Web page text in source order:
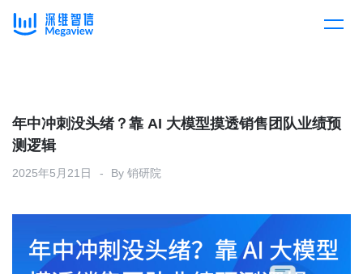
产品总览
产品集成
下载客户端
解决方案
按行业
企业服务
消费医疗
客户案例
开放平台
定价
年中冲刺没头绪？靠 AI 大模型摸透销售团队业绩预
测逻辑
2025年5月21日 By 销研院